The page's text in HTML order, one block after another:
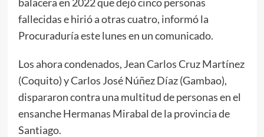
fallecidas e hirió a otras cuatro, informó la
Procuraduría este lunes en un comunicado.
Los ahora condenados, Jean Carlos Cruz Martínez
(Coquito) y Carlos José Núñez Díaz (Gambao),
dispararon contra una multitud de personas en el
ensanche Hermanas Mirabal de la provincia de
Santiago.